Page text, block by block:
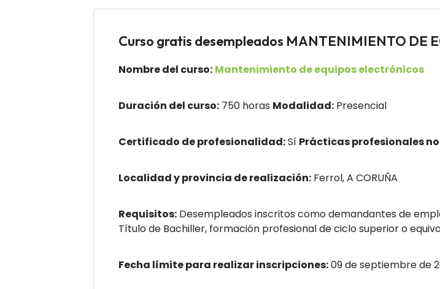
Curso gratis desempleados MANTENIMIENTO DE
Nombre del curso: Mantenimiento de equipos electrónicos
Duración del curso: 750 horas Modalidad: Presencial
Certificado de profesionalidad:Sí Prácticas profesionales
Localidad y provincia de realización: Ferrol, A CORUÑA
Requisitos: Desempleados inscritos como demandantes de
Título de Bachiller, formación profesional de ciclo superior o
Fecha límite para realizar inscripciones:09 de septiembre de